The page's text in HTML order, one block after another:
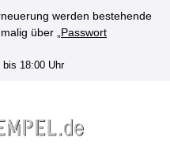
werden bestehende
über „ Passwort
bis 18:00 Uhr